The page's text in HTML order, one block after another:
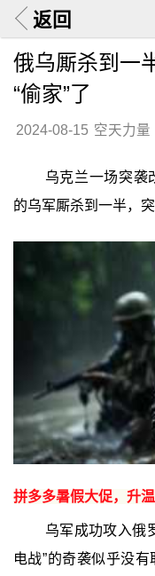
返回
俄乌厮杀到一
“偷家”了
2024-08-15 空天力量
乌克兰一场突袭
的乌军厮杀到一半，突
拼多多暑假大促，升
乌军成功攻入俄
电战”的奇袭似乎没